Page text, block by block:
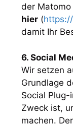
der Matomo
hier (
damit Ihr
6. Social
Wir setzen
Grundlage
Social
Zweck ist,
machen.